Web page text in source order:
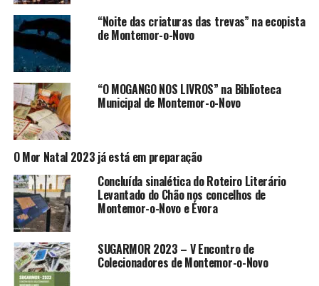
“Noite das criaturas das trevas” na ecopista
de Montemor-o-Novo
“O MOGANGO NOS LIVROS” na Biblioteca
Municipal de Montemor-o-Novo
O Mor Natal 2023 já está em preparação
Concluída sinalética do Roteiro Literário
Levantado do Chão nos concelhos de
Montemor-o-Novo e Évora
SUGARMOR 2023 – V Encontro de
Colecionadores de Montemor-o-Novo